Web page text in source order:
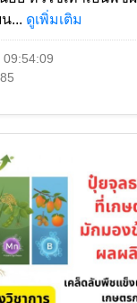
... ดูเพิ่มเติม